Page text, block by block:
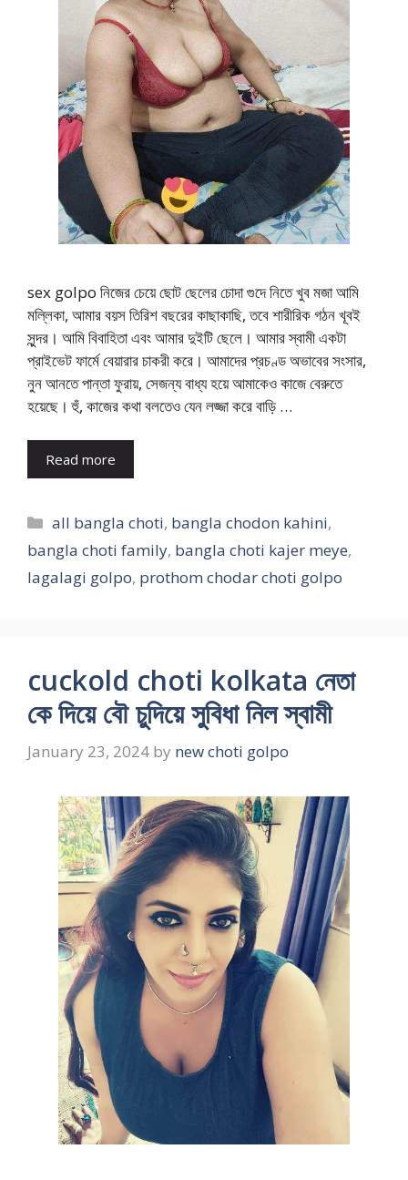
sex golpo নিজের চেয়ে ছোট ছেলের চোদা গুদে নিতে খুব মজা আমি
মল্লিকা, আমার বয়স তিরিশ বছরের কাছাকাছি, তবে শারীরিক গঠন খূবই
সুন্দর। আমি বিবাহিতা এবং আমার দুইটি ছেলে। আমার স্বামী একটা
প্রাইভেট ফার্মে বেয়ারার চাকরী করে। আমাদের প্রচণ্ড অভাবের সংসার,
নুন আনতে পান্তা ফুরায়, সেজন্য বাধ্য হয়ে আমাকেও কাজে বেরুতে
হয়েছে। হুঁ, কাজের কথা বলতেও যেন লজ্জা করে বাড়ি …
Read more
Categories
all bangla choti, bangla chodon kahini,
bangla choti family, bangla choti kajer meye,
lagalagi golpo, prothom chodar choti golpo
cuckold choti kolkata নেতা
কে দিয়ে বৌ চুদিয়ে সুবিধা নিল স্বামী
January 23, 2024 by new choti golpo